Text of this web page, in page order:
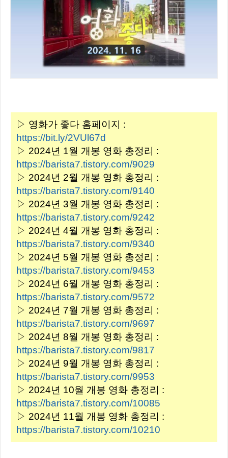
▷ 영화가 좋다 홈페이지 :
https://bit.ly/2VUl67d
▷ 2024년 1월 개봉 영화 총정리 :
https://barista7.tistory.com/9029
▷ 2024년 2월 개봉 영화 총정리 :
https://barista7.tistory.com/9140
▷ 2024년 3월 개봉 영화 총정리 :
https://barista7.tistory.com/9242
▷ 2024년 4월 개봉 영화 총정리 :
https://barista7.tistory.com/9340
▷ 2024년 5월 개봉 영화 총정리 :
https://barista7.tistory.com/9453
▷ 2024년 6월 개봉 영화 총정리 :
https://barista7.tistory.com/9572
▷ 2024년 7월 개봉 영화 총정리 :
https://barista7.tistory.com/9697
▷ 2024년 8월 개봉 영화 총정리 :
https://barista7.tistory.com/9817
▷ 2024년 9월 개봉 영화 총정리 :
https://barista7.tistory.com/9953
▷ 2024년 10월 개봉 영화 총정리 :
https://barista7.tistory.com/10085
▷ 2024년 11월 개봉 영화 총정리 :
https://barista7.tistory.com/10210